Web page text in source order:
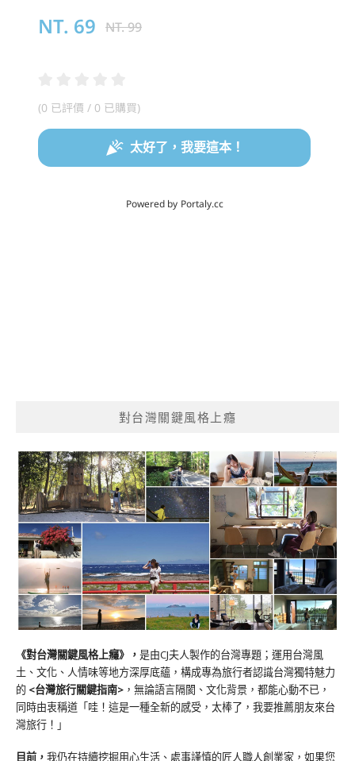
對台灣關鍵風格上癮
《對台灣關鍵風格上癮》 ， 是由CJ夫人製作的台灣專題；運用台灣風
土、文化、人情味等地方深厚底蘊，構成專為旅行者認識台灣獨特魅力
的 <台灣旅行關鍵指南> ，無論語言隔閡、文化背景，都能心動不已，
同時由衷稱道「哇！這是一種全新的感受，太棒了，我要推薦朋友來台
灣旅行！」
目前， 我仍在持續挖掘用心生活、處事謹慎的匠人職人創業家，如果您